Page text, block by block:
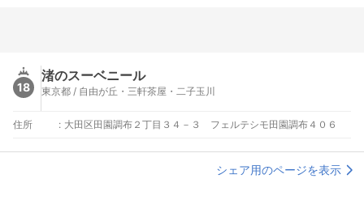
18
渚のスーベニール
東京都 / 自由が丘・三軒茶屋・二子玉川
住所 : 大田区田園調布２丁目３４－３ フェルテシモ田園調布４０６
シェア用のページを表示